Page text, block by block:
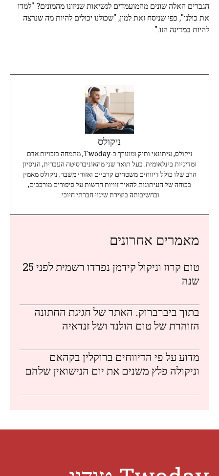
הגברים האלה שונים מהמועמדים לנשיאות שניזונו מהמונים? "למדו
את כולנו", כפי שניסח זאת למון, "שכולנו יכולים להיות מה שנרצה
להיות במדינה הזו."
ניקולס
ניקולס, עיתונאי ותיק ומוערך ב-Twoday, מתמחה בזכויות אדם
ומדיניות בינלאומית. בעל תואר שני מהאוניברסיטה העברית, הניסיון
הרב שלו כולל דיווחים משטחים קרביים ואזורי משבר. ניקולס מאמין
בכוחה של העיתונות להאיר זוויות חדשות על סיפורים מורכבים,
ובחשיבותה ביצירת שינוי חברתי חיובי.
מאמרים אחרונים
טום קרוז וניקול קידמן נפרדו רשמית לפני 25
שנה
בתוך ביברברוק. האתר של חגיגת החתונה
הזוהרת של טום הולנד ושל זנדאיה
מדוע על פי הדיווחים ברוקלין בקהאם
וניקולה פלץ משנים את יום הנישואין שלהם